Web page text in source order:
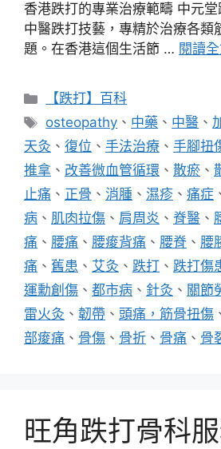
香港跌打的專業治療範疇 中元
中醫跌打技藝，專精於治療各類
題。在香港這個生活節 … 閱讀
分
類
【跌打】百科
標
籤
osteopathy 、 中藥 、 中醫 、
天灸 、 復位 、 手法治療 、 手腳扭
推拿 、 改善微血管循環 、 散瘀 、
止痛 、 正骨 、 消腫 、 濕疹 、 痛症
病 、 肌肉拉傷 、 肩周炎 、 脊醫 、
痛 、 腰痛 、 腰痠背痛 、 腰脊 、 腰
痛 、 舊患 、 艾灸 、 跌打 、 跌打傷
運勳創傷 、 都市病 、 針灸 、 關節
雷火灸 、 韌帶 、 頭痛，筋骨扭傷
部痠痛 、 骨傷 、 骨折 、 骨痛 、 骨
旺角跌打骨科